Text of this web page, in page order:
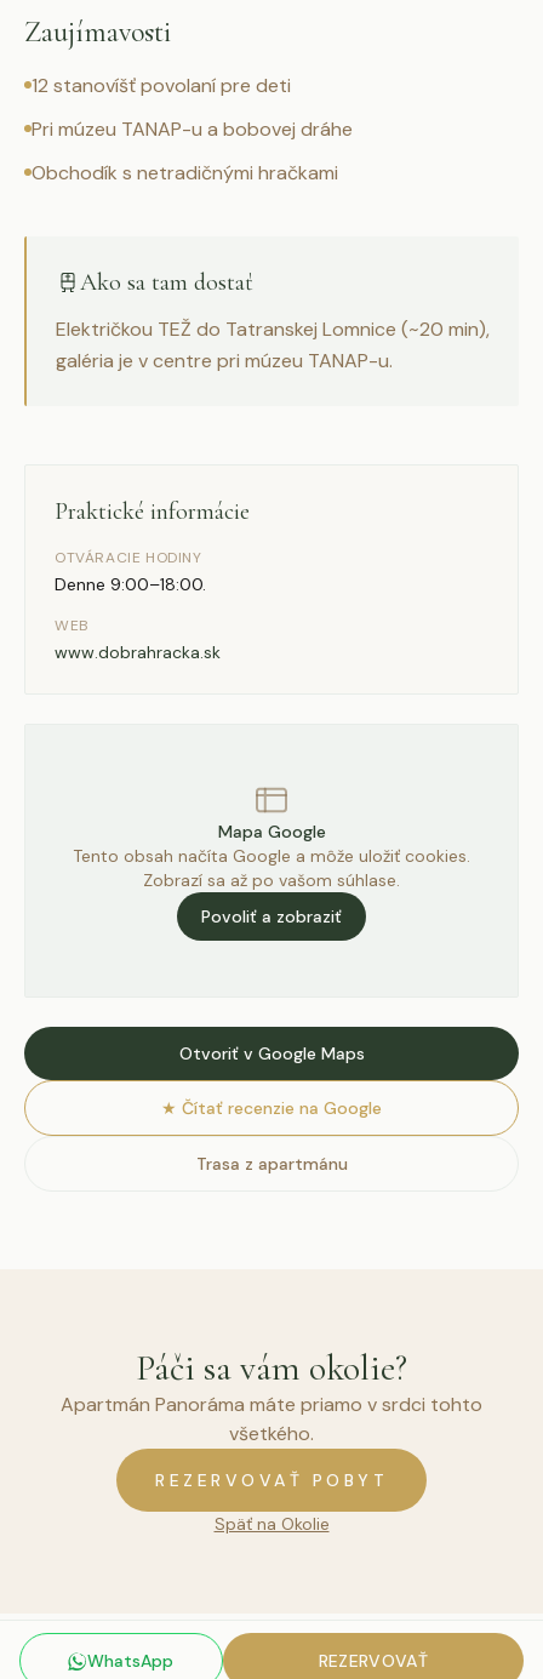
Zaujímavosti
12 stanovíšť povolaní pre deti
Pri múzeu TANAP-u a bobovej dráhe
Obchodík s netradičnými hračkami
Ako sa tam dostať
Električkou TEŽ do Tatranskej Lomnice (~20 min),
galéria je v centre pri múzeu TANAP-u.
Praktické informácie
OTVÁRACIE HODINY
Denne 9:00–18:00.
WEB
www.dobrahracka.sk
Mapa Google
Tento obsah načíta Google a môže uložiť cookies.
Zobrazí sa až po vašom súhlase.
Povoliť a zobraziť
Otvoriť v Google Maps
★ Čítať recenzie na Google
Trasa z apartmánu
Páči sa vám okolie?
Apartmán Panoráma máte priamo v srdci tohto
všetkého.
REZERVOVAŤ POBYT
Späť na Okolie
WhatsApp REZERVOVAŤ